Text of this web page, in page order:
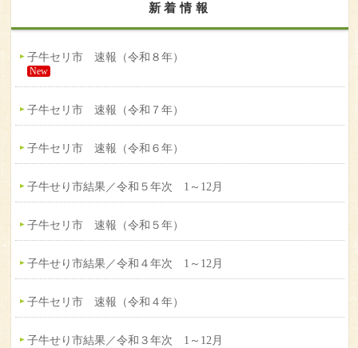
新着情報
子牛セリ市 速報（令和８年）
New
子牛セリ市 速報（令和７年）
子牛セリ市 速報（令和６年）
子牛せり市結果／令和５年次 1～12月
子牛セリ市 速報（令和５年）
子牛せり市結果／令和４年次 1～12月
子牛セリ市 速報（令和４年）
子牛せり市結果／令和３年次 1～12月